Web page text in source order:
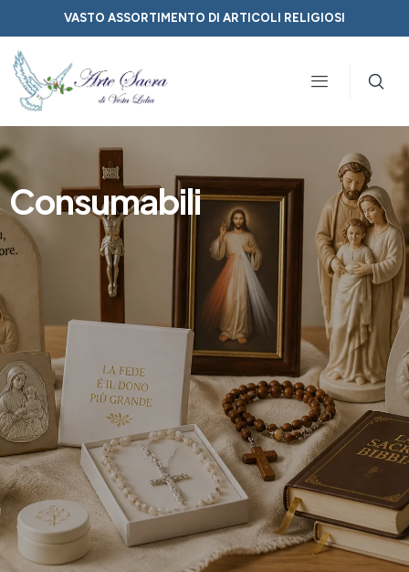
VASTO ASSORTIMENTO DI ARTICOLI RELIGIOSI
Consumabili